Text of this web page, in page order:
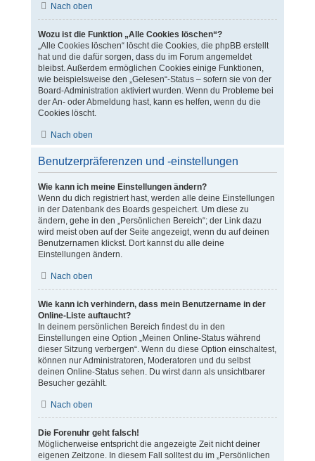
Nach oben
Wozu ist die Funktion „Alle Cookies löschen“?
„Alle Cookies löschen“ löscht die Cookies, die phpBB erstellt
hat und die dafür sorgen, dass du im Forum angemeldet
bleibst. Außerdem ermöglichen Cookies einige Funktionen,
wie beispielsweise den „Gelesen“-Status – sofern sie von der
Board-Administration aktiviert wurden. Wenn du Probleme bei
der An- oder Abmeldung hast, kann es helfen, wenn du die
Cookies löscht.
Nach oben
Benutzerpräferenzen und -einstellungen
Wie kann ich meine Einstellungen ändern?
Wenn du dich registriert hast, werden alle deine Einstellungen
in der Datenbank des Boards gespeichert. Um diese zu
ändern, gehe in den „Persönlichen Bereich“; der Link dazu
wird meist oben auf der Seite angezeigt, wenn du auf deinen
Benutzernamen klickst. Dort kannst du alle deine
Einstellungen ändern.
Nach oben
Wie kann ich verhindern, dass mein Benutzername in der
Online-Liste auftaucht?
In deinem persönlichen Bereich findest du in den
Einstellungen eine Option „Meinen Online-Status während
dieser Sitzung verbergen“. Wenn du diese Option einschaltest,
können nur Administratoren, Moderatoren und du selbst
deinen Online-Status sehen. Du wirst dann als unsichtbarer
Besucher gezählt.
Nach oben
Die Forenuhr geht falsch!
Möglicherweise entspricht die angezeigte Zeit nicht deiner
eigenen Zeitzone. In diesem Fall solltest du im „Persönlichen